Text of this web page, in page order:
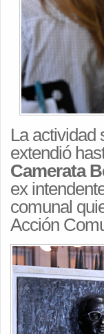
La actividad
extendió
Camerata
ex
comunal
Acción